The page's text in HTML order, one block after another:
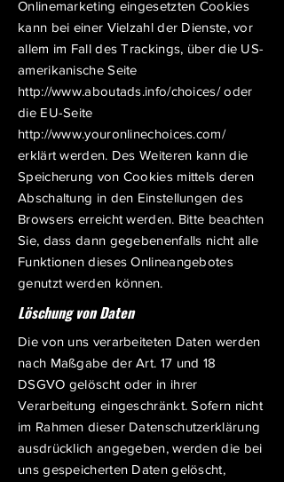
Onlinemarketing eingesetzten Cookies
kann bei einer Vielzahl der Dienste, vor
allem im Fall des Trackings, über die US-
amerikanische Seite
http://www.aboutads.info/choices/ oder
die EU-Seite
http://www.youronlinechoices.com/
erklärt werden. Des Weiteren kann die
Speicherung von Cookies mittels deren
Abschaltung in den Einstellungen des
Browsers erreicht werden. Bitte beachten
Sie, dass dann gegebenenfalls nicht alle
Funktionen dieses Onlineangebotes
genutzt werden können.
Löschung von Daten
Die von uns verarbeiteten Daten werden
nach Maßgabe der Art. 17 und 18
DSGVO gelöscht oder in ihrer
Verarbeitung eingeschränkt. Sofern nicht
im Rahmen dieser Datenschutzerklärung
ausdrücklich angegeben, werden die bei
uns gespeicherten Daten gelöscht,